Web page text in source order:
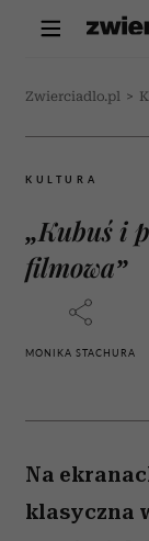
Zwierciadlo.pl >
KULTURA
„Kubuś i
filmowa”
MONIKA STACHURA
Na
klasyczna